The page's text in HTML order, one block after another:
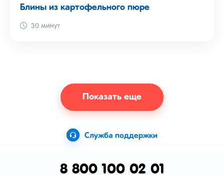
Блины из картофельного пюре
30 минут
Показать еще
Служба поддержки
8 800 100 02 01